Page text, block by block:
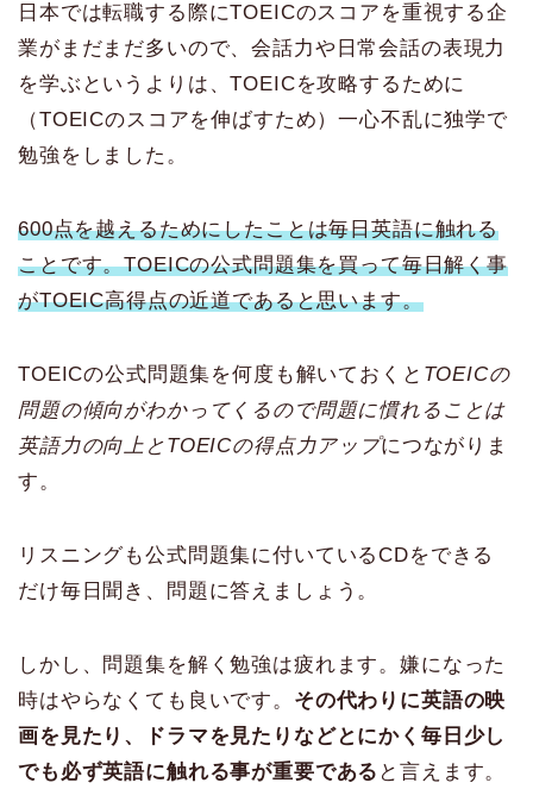
日本では転職する際にTOEICのスコアを重視する企
業がまだまだ多いので、会話力や日常会話の表現力
を学ぶというよりは、TOEICを攻略するために
（TOEICのスコアを伸ばすため）一心不乱に独学で
勉強をしました。
600点を越えるためにしたことは毎日英語に触れる
ことです。TOEICの公式問題集を買って毎日解く事
がTOEIC高得点の近道であると思います。
TOEICの公式問題集を何度も解いておくと TOEICの
問題の傾向がわかってくるので問題に慣れることは
英語力の向上とTOEICの得点力アップにつながりま
す。
リスニングも公式問題集に付いているCDをできる
だけ毎日聞き、問題に答えましょう。
しかし、問題集を解く勉強は疲れます。嫌になった
時はやらなくても良いです。 その代わりに英語の映
画を見たり、ドラマを見たりなどとにかく毎日少し
でも必ず英語に触れる事が重要である と言えます。